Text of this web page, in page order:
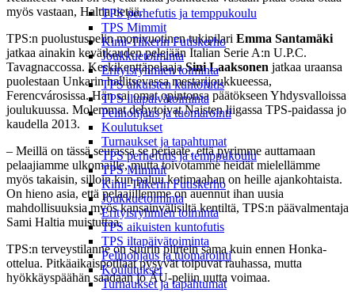
TPS perhefutis ja temppukoulu
TPS Mimmit
Kimi-Tiikerin Futiskerho
Joukkuetoiminta
Erityisryhmien toiminta
TPS aikuisten kuntofutis
TPS iltapäivätoiminta
Pelinohjaus ja tuomarointi
Koulutukset
Turnaukset ja tapahtumat
TPS perhefutis ja temppukoulu
TPS Mimmit
Kimi-Tiikerin Futiskerho
Joukkuetoiminta
Erityisryhmien toiminta
TPS aikuisten kuntofutis
TPS iltapäivätoiminta
Pelinohjaus ja tuomarointi
Koulutukset
Turnaukset ja tapahtumat
myös vastaan, Haltia tietää.
TPS:n puolustuspelin monivuotinen tukipilari Emma Santamäki
jatkaa ainakin kevätkauden pelejään Italian Serie A:n U.P.C.
Tavagnaccossa. KeskikenttäpelaajaSini Laaksonen jatkaa uraansa
puolestaan Unkarin hallitsevassa mestarijoukkueessa,
Ferencvárosissa. Hän sai omat opintonsa päätökseen Yhdysvalloissa
joulukuussa. Molemmat debytoivat Naisten liigassa TPS-paidassa jo
kaudella 2013.
– Meillä on tässä seurassa se periaate, että pyrimme auttamaan
pelaajiamme ulkomaille, mutta toivotamme heidät mielellämme
myös takaisin, silloin kun paluu kotimaahan on heille ajankohtaista.
On hieno asia, että pelaajillemme on auennut ihan uusia
mahdollisuuksia myös kansainvälisiltä kentiltä, TPS:n päävalmentaja
Sami Haltia muistuttaa.
TPS:n terveystilanne on suurin piirtein sama kuin ennen Honka-
ottelua. Pitkäaikaispotilaat pysyvät toipuvat rauhassa, mutta
hyökkäyspäähän saadaan jo ÅU-peliin uutta voimaa.